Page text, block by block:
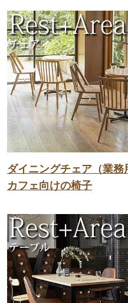
ダイニングチェア（業
カフェ向けの椅子